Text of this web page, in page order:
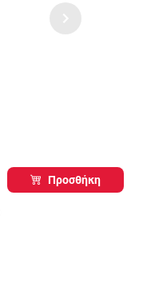
Προσθήκη